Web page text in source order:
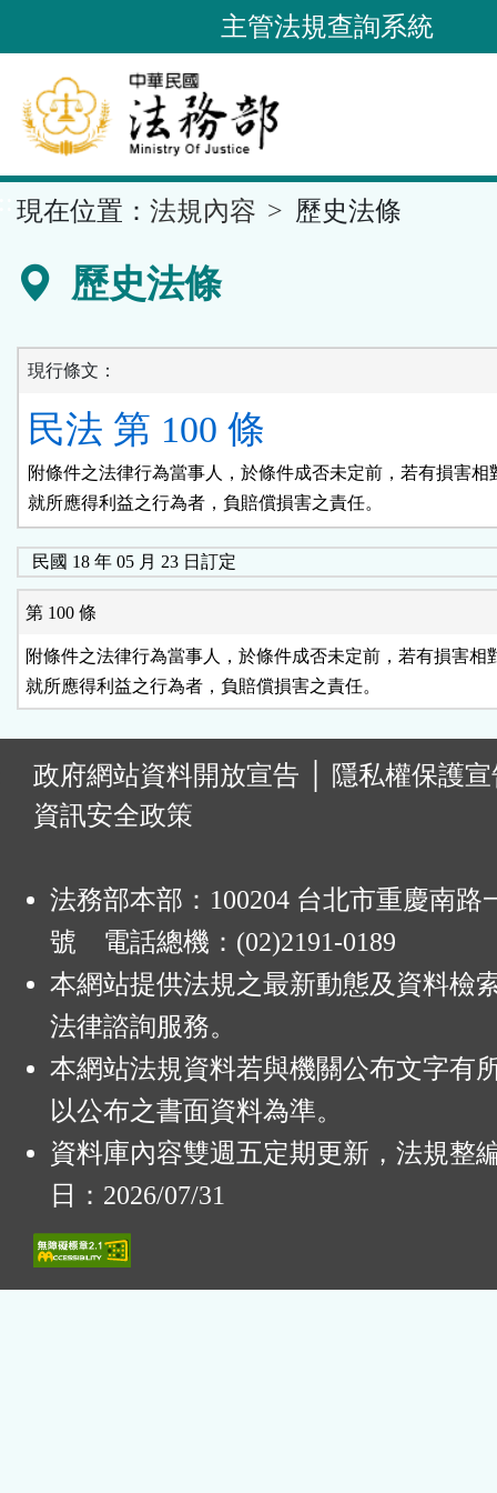
到
要
內
容
區
主管法規查詢系統
現在位置： 法規內容 歷史法條
歷史法條
現行條文：
民法 第 100 條
附條件之法律行為當事人，於條件成否未定前，若有損害相
就所應得利益之行為者，負賠償損害之責任。
民國 18 年 05 月 23 日訂定
第 100 條
附條件之法律行為當事人，於條件成否未定前，若有損害相
就所應得利益之行為者，負賠償損害之責任。
政府網站資料開放宣告
隱私權保護
資訊安全政策
法務部本部：100204 台北市重慶南路
號 電話總機：(02)2191-0189
本網站提供法規之最新動態及資料檢
法律諮詢服務。
本網站法規資料若與機關公布文字有
以公布之書面資料為準。
資料庫內容雙週五定期更新，法規整
日：2026/07/31